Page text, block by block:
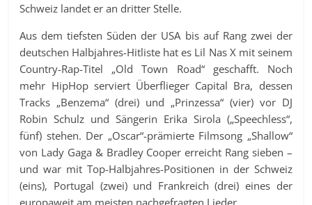
Schweiz landet er an dritter Stelle.
Aus dem tiefsten Süden der USA bis auf Rang zwei der
deutschen Halbjahres-Hitliste hat es Lil Nas X mit seinem
Country-Rap-Titel „Old Town Road“ geschafft. Noch
mehr HipHop serviert Überflieger Capital Bra, dessen
Tracks „Benzema“ (drei) und „Prinzessa“ (vier) vor DJ
Robin Schulz und Sängerin Erika Sirola („Speechless“,
fünf) stehen. Der „Oscar“-prämierte Filmsong „Shallow“
von Lady Gaga & Bradley Cooper erreicht Rang sieben –
und war mit Top-Halbjahres-Positionen in der Schweiz
(eins), Portugal (zwei) und Frankreich (drei) eines der